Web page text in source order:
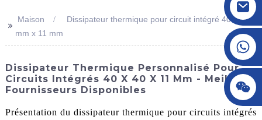
+86 18145770882
+86 18145770882
>>
Maison
Dissipateur thermique pour circuit intégré 40 x 40
mm x 11 mm
Dissipateur Thermique Personnalisé Pour
Circuits Intégrés 40 X 40 X 11 Mm - Meilleurs
Fournisseurs Disponibles
Présentation du dissipateur thermique pour circuits intégrés